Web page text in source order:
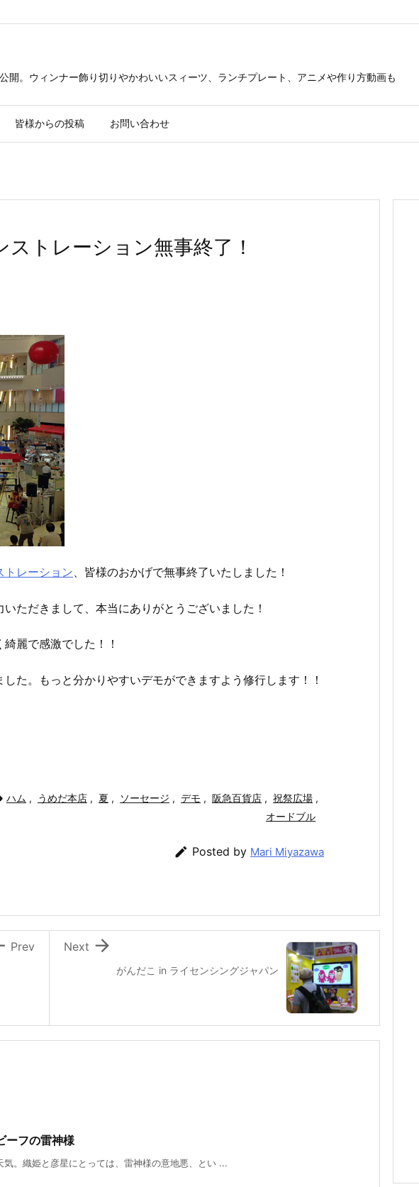
。ウィンナー飾り切りやかわいいスィーツ、ランチプレート、アニメや作り方動画も
皆様からの投稿 お問い合わせ
トレーション無事終了！
トレーション 、皆様のおかげで無事終了いたしました！
ただきまして、本当にありがとうございました！
麗で感激でした！！
た。もっと分かりやすいデモができますよう修行します！！
ハム , うめだ本店 , 夏 , ソーセージ , デモ , 阪急百貨店 , 祝祭広場 ,
オードブル
 Posted by Mari Miyazawa
がんだこ in ライセンシングジャパン

Next
Prev
ーフの雷神様
。織姫と彦星にとっては、雷神様の意地悪、とい ...